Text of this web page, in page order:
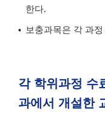
한다.
보충과목은 각 과
각 학위과정 수
과에서 개설한